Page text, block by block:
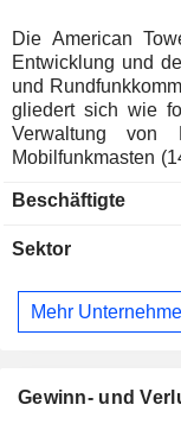
Die American
Entwicklung und
und
gliedert sich wie folgt nach
Verwaltung von
Mobilfunkmasten
werden). Die
und bietet
und der
Beschäftigte
Sektor
Mehr
Gewinn- und